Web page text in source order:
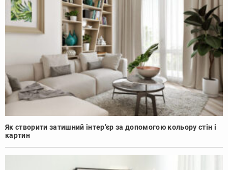
Як створити затишний інтер’єр за допомогою кольору стін і
картин